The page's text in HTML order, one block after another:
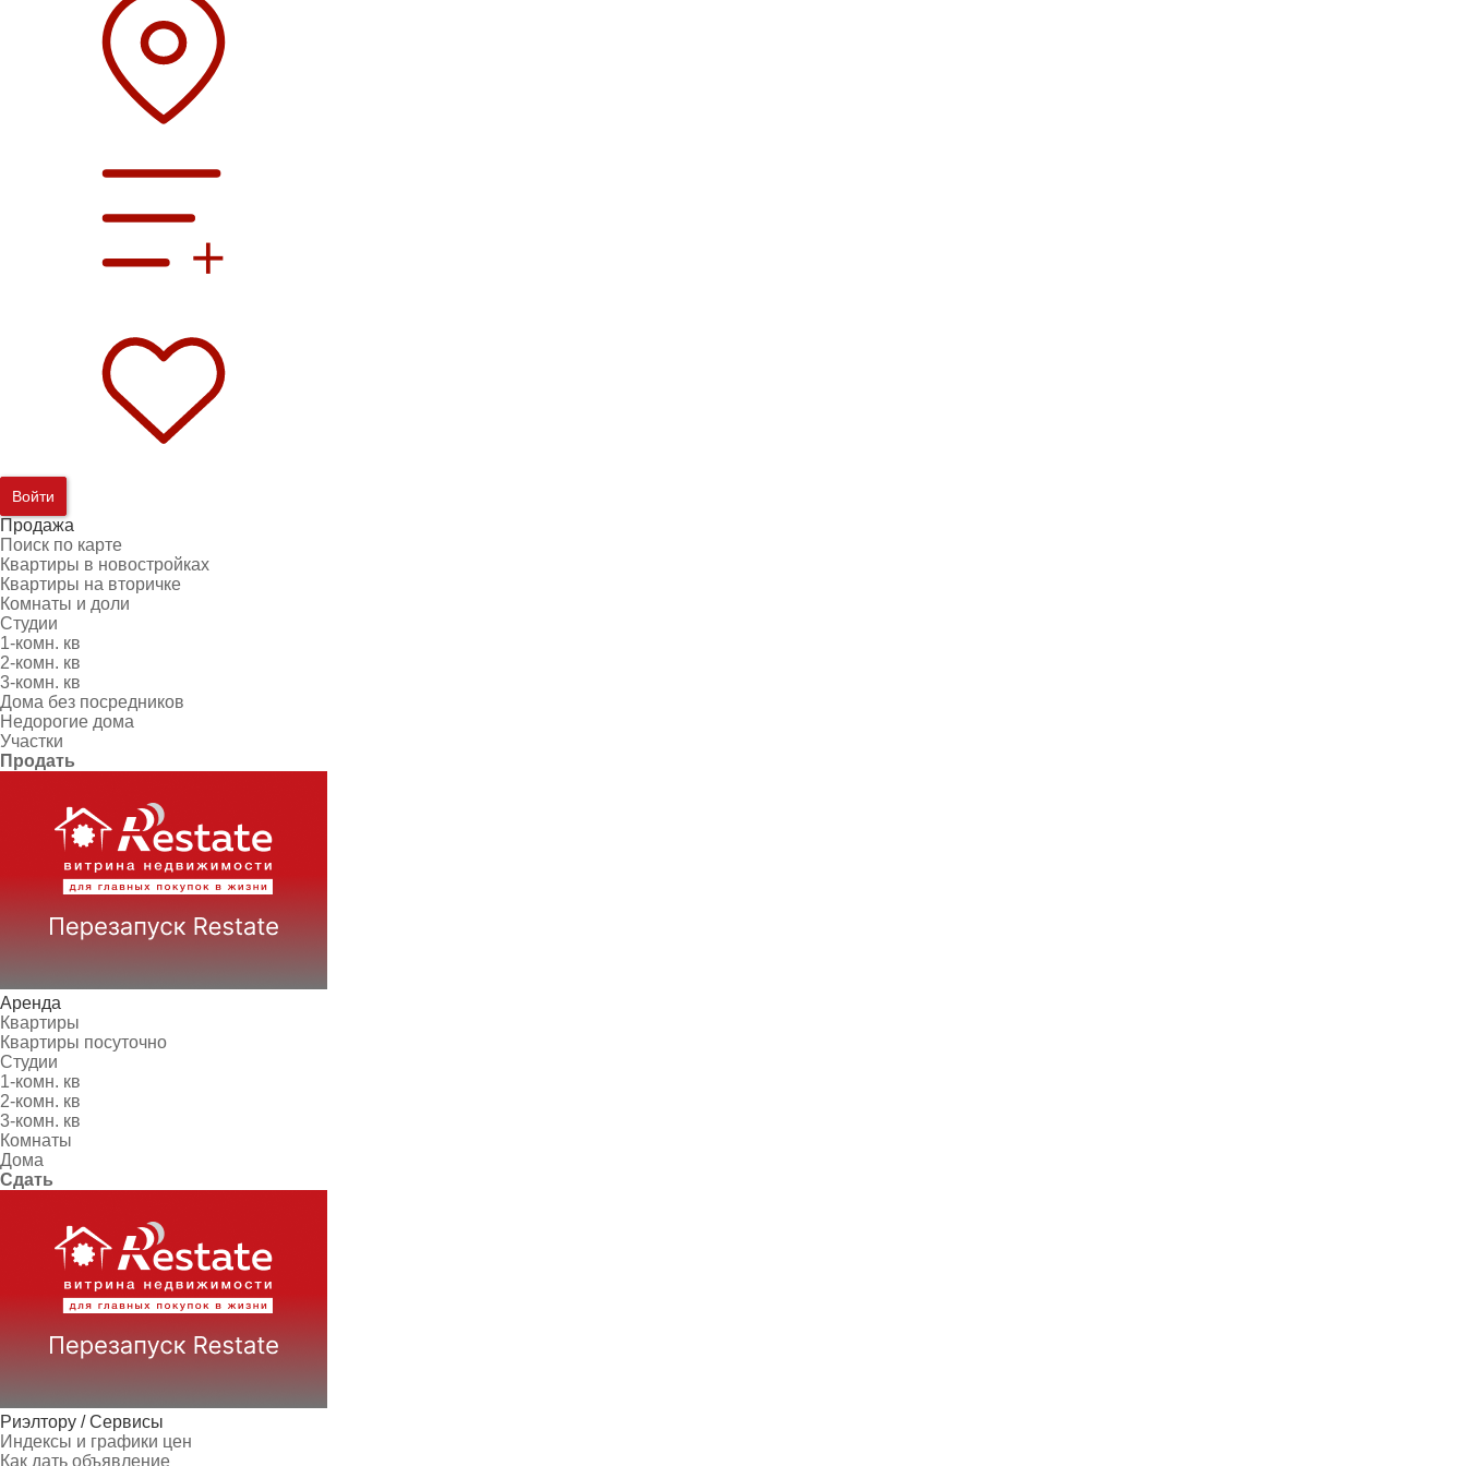
Войти
Продажа
Поиск по карте
Квартиры в новостройках
Квартиры на вторичке
Комнаты и доли
Студии
1-комн. кв
2-комн. кв
3-комн. кв
Дома без посредников
Недорогие дома
Участки
Продать
Аренда
Квартиры
Квартиры посуточно
Студии
1-комн. кв
2-комн. кв
3-комн. кв
Комнаты
Дома
Сдать
Риэлтору / Сервисы
Индексы и графики цен
Как дать объявление